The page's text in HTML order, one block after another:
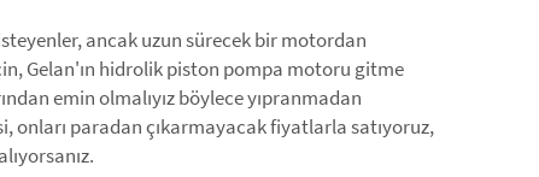
ancak uzun sürecek bir motordan
Gelan'ın hidrolik piston pompa motoru gitme
emin olmalıyız böylece yıpranmadan
onları paradan çıkarmayacak fiyatlarla satıyoruz,